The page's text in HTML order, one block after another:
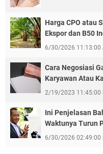
Harga CPO atau
Ekspor dan B50
6/30/2026 11:13:00
Cara Negosiasi
Karyawan Atau
2/19/2023 11:45:00
Ini Penjelasan
Waktunya Turun
6/30/2026 02:49:00